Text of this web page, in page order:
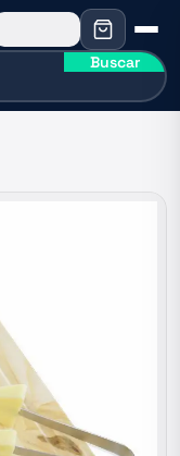
Buscar